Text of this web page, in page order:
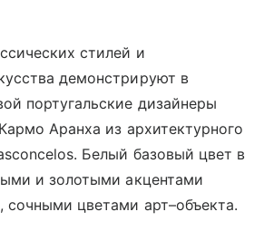
стилей и
демонстрируют в
португальские дизайнеры
Аранха из архитектурного
Белый базовый цвет в
и золотыми акцентами
сочными цветами арт–объекта.